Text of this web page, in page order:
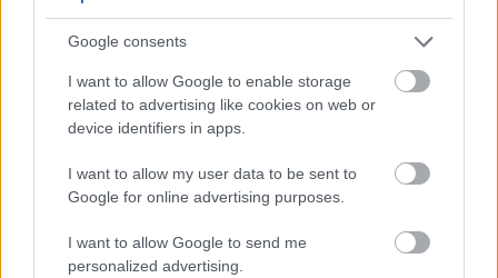
Google consents
I want to allow Google to enable storage
related to advertising like cookies on web or
device identifiers in apps.
I want to allow my user data to be sent to
Google for online advertising purposes.
I want to allow Google to send me
personalized advertising.